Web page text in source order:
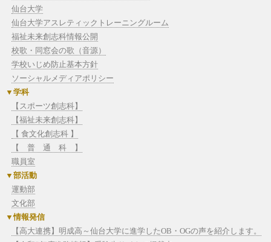
仙台大学
仙台大学アスレティックトレーニングルーム
福祉未来創志科情報公開
校歌・同窓会の歌（音源）
学校いじめ防止基本方針
ソーシャルメディアポリシー
学科
【スポーツ創志科】
【福祉未来創志科】
【 食文化創志科 】
【 普 通 科 】
職員室
部活動
運動部
文化部
情報発信
【高大連携】明成高～仙台大学に進学したOB・OGの声を紹介します。